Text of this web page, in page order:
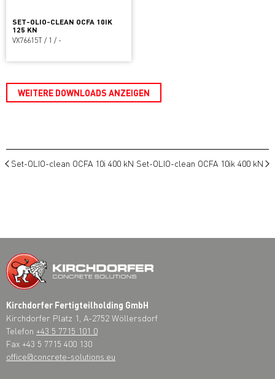
SET-OLIO-CLEAN OCFA 10IK
125 KN
VX76615T / 1 / -
WEITERE DOWNLOADS ANZEIGEN
Set-OLIO-clean OCFA 10i 400 kN Set-OLIO-clean OCFA 10ik 400 kN
Kirchdorfer Fertigteilholding GmbH
Kirchdorfer Platz 1, A-2752 Wöllersdorf
Telefon +43 5 7715 101 0
Fax +43 5 7715 400 130
office@concrete-solutions.eu